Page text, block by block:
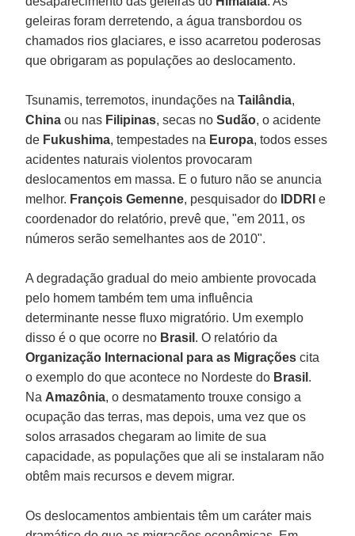
geleiras foram derretendo, a água transbordou os
chamados rios glaciares, e isso acarretou poderosas
que obrigaram as populações ao deslocamento.
Tsunamis, terremotos, inundações naTailândia,
Chinaou nas Filipinas, secas noSudão, o acidente
de Fukushima, tempestades na Europa, todos esses
acidentes naturais violentos provocaram
deslocamentos em massa. E o futuro não se anuncia
melhor. François Gemenne, pesquisador do IDDRIe
coordenador do relatório, prevê que, "em 2011, os
números serão semelhantes aos de 2010".
A degradação gradual do meio ambiente provocada
pelo homem também tem uma influência
determinante nesse fluxo migratório. Um exemplo
disso é o que ocorre no Brasil . O relatório da
Organização Internacional para as Migraçõescita
o exemplo do que acontece no Nordeste do Brasil .
Na Amazônia, o desmatamento trouxe consigo a
ocupação das terras, mas depois, uma vez que os
solos arrasados chegaram ao limite de sua
capacidade, as populações que ali se instalaram não
obtêm mais recursos e devem migrar.
Os deslocamentos ambientais têm um caráter mais